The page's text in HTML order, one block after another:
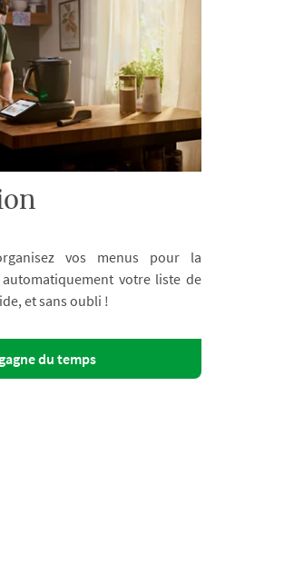
vos menus pour la
votre liste de
et sans oubli !
du temps